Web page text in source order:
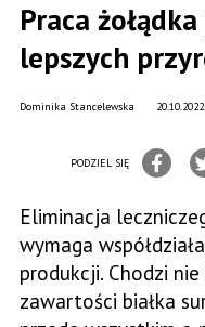
Praca
lepszych
Dominika Stancelewska
PODZIEL SIĘ
Eliminacja
wymaga
produkcji. Chodzi
zawartości białka